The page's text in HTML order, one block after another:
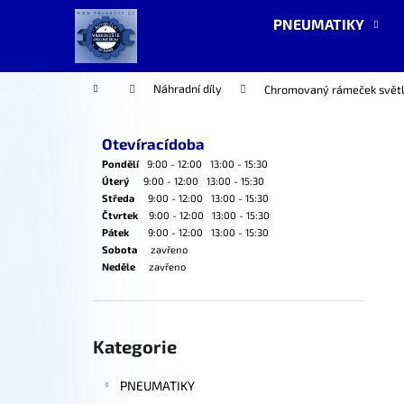
PNEUMATIKY
Domů Náhradní díly Chromovaný rámeček
Otevíracídoba
Pondělí9:00 - 12:00 13:00 - 15:30
Úterý
9:00 - 12:00 13:00 - 15:30
Středa 9:00 - 12:00 13:00 - 15:30
Čtvrtek 9:00 - 12:00 13:00 - 15:30
Pátek 9:00 - 12:00 13:00 - 15:30
Sobota zavřeno
Neděle zavřeno
kategorie
Kategorie
PNEUMATIKY
í
Zpět
do
Zpět
do